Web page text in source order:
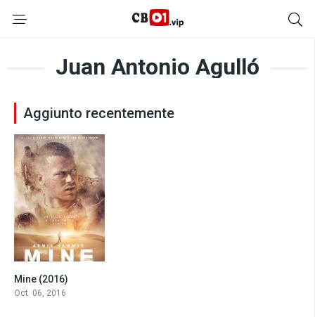
Juan Antonio Agulló
Aggiunto recentemente
Mine (2016)
Oct. 06, 2016